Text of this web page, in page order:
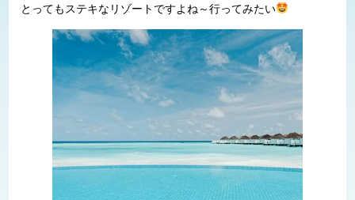
とってもステキなリゾートですよね～行ってみたい